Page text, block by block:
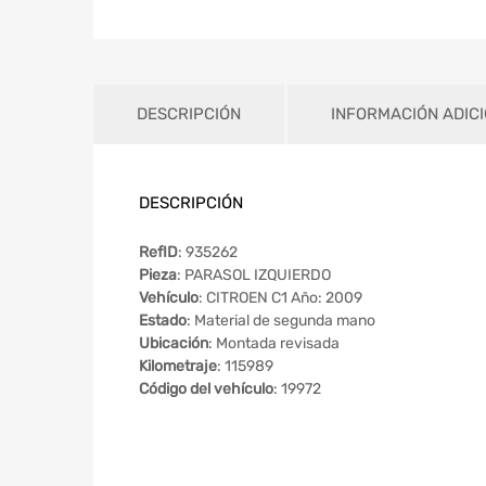
DESCRIPCIÓN INFORMACIÓN
DESCRIPCIÓN
RefID: 935262
Pieza: PARASOL IZQUIERDO
Vehículo: CITROEN C1 Año: 2009
Estado: Material de segunda mano
Ubicación: Montada revisada
Kilometraje: 115989
Código del vehículo: 19972